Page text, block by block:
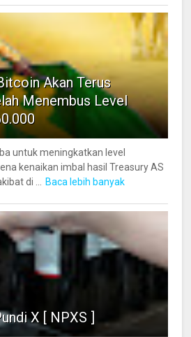
Akan Terus
Menembus Level
untuk meningkatkan level
kenaikan imbal hasil Treasury AS
di ... Baca lebih banyak
X [ NPXS ]